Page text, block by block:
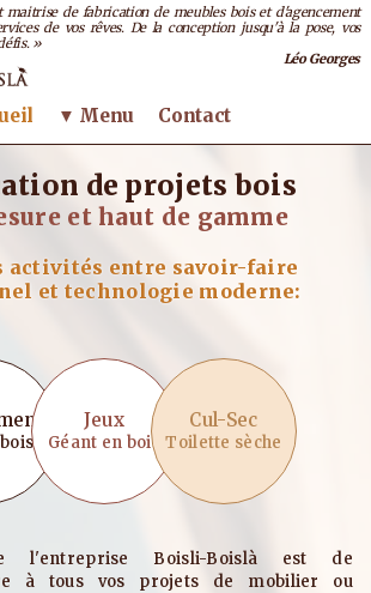
maitrise de fabrication de meubles bois et d'agencement
de vos rêves. De la conception jusqu'à la pose, vos
»
Léo Georges
▼ Menu Contact
de projets bois
et haut de gamme
activités entre savoir-faire
et technologie moderne:
Jeux
Géant en bois
Voir plus Cul-Sec
Toilette sèche
Voir plus
l'entreprise Boisli-Boislà est de
à tous vos projets de mobilier ou